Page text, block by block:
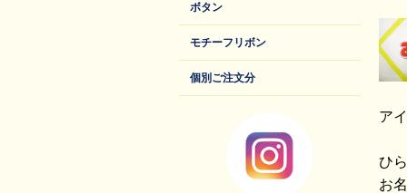
ボタン
モチーフリボン
個別ご注文分
ア
ひ
お